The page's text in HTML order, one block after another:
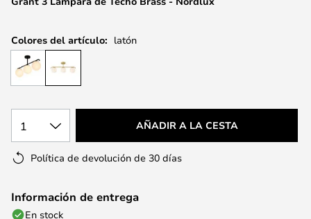
imágenes
Colores del artículo: latón
1 AÑADIR A LA CESTA
Política de devolución de 30 días
Información de entrega
En stock